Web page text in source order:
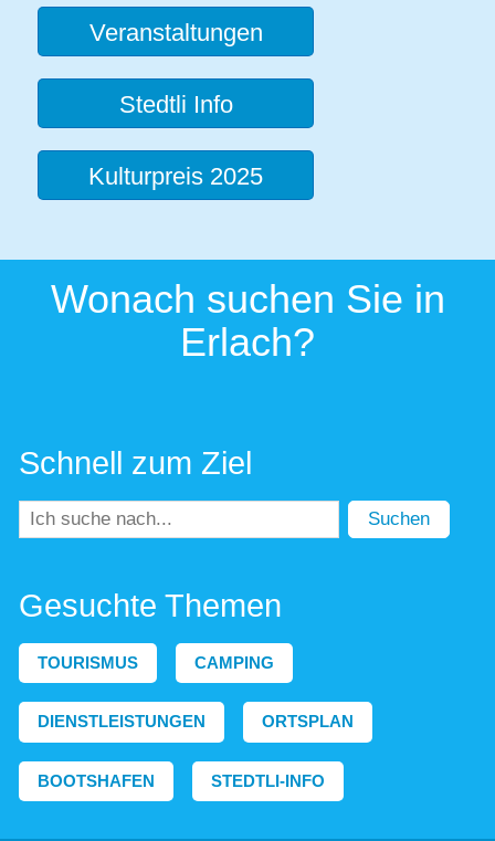
Veranstaltungen
Stedtli Info
Kulturpreis 2025
Wonach suchen Sie in
Erlach?
Schnell zum Ziel
Suchen
Gesuchte Themen
TOURISMUS CAMPING
DIENSTLEISTUNGEN ORTSPLAN
BOOTSHAFEN STEDTLI-INFO